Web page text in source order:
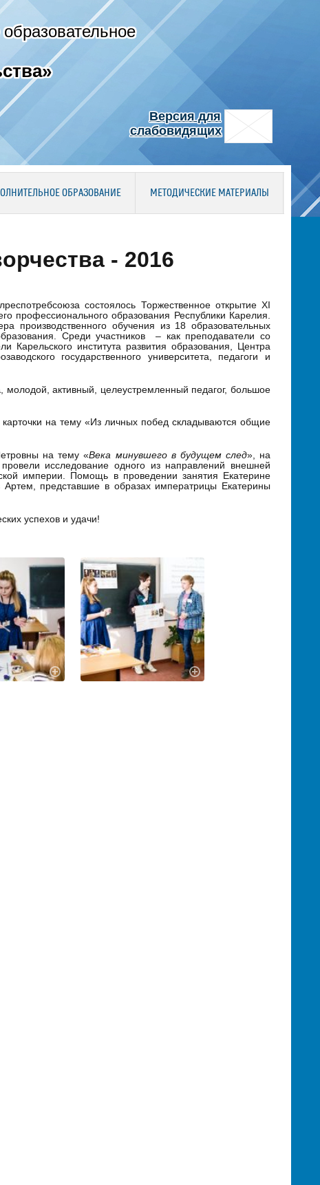
Версия для
слабовидящих
ОБРАЗОВАНИЕ МЕТОДИЧЕСКИЕ МАТЕРИАЛЫ
- 2016
состоялось Торжественное открытие XI
профессионального образования Республики Карелия.
производственного обучения из 18 образовательных
Среди участников – как преподаватели со
института развития образования, Центра
государственного университета, педагоги и
, молодой, активный, целеустремленный педагог, большое
на тему «Из личных побед складываются общие
на тему «Века минувшего в будущем след», на
исследование одного из направлений внешней
империи. Помощь в проведении занятия Екатерине
представшие в образах императрицы Екатерины
успехов и удачи!